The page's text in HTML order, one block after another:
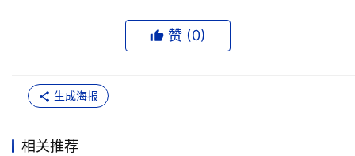
GS-SR114L/GS-SR114V采用英特尔最新的Pentium 4 /
D双核心处理器，可支持800/1066MHz外频总线，相对而
驱动处理器的性能提高的方式，当主频超过2 GHz 时，处
限;二是在成本上，封装和测试占成本的2 5 %~50%，I/O通
赞 (0)
生成海报
相关推荐